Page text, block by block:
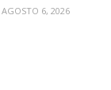
AGOSTO 6, 2026